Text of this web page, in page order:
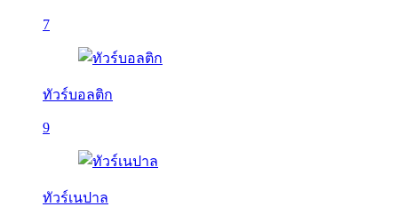
7
ทัวร์บอลติก
9
ทัวร์เนปาล